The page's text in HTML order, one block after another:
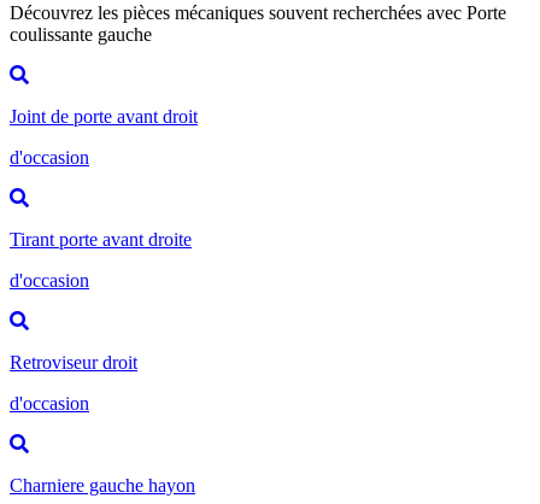
Découvrez les pièces mécaniques souvent recherchées avec Porte
coulissante gauche
Joint de porte avant droit
d'occasion
Tirant porte avant droite
d'occasion
Retroviseur droit
d'occasion
Charniere gauche hayon